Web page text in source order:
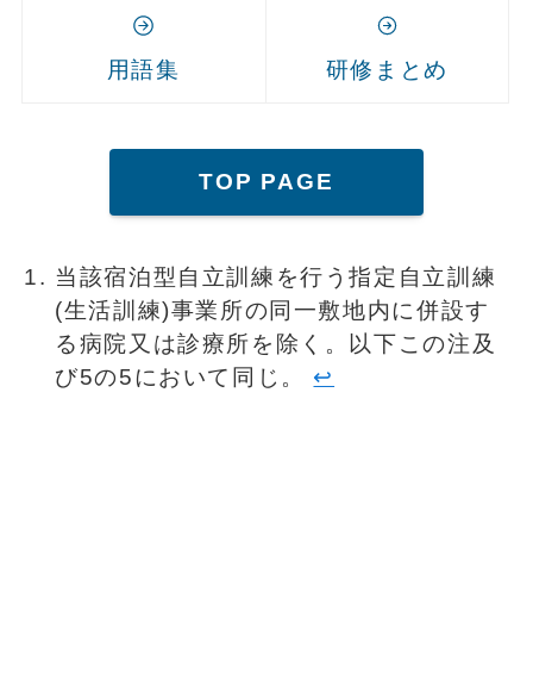
用語集 研修まとめ
TOP PAGE
当該宿泊型自立訓練を行う指定自立訓練
(生活訓練)事業所の同一敷地内に併設す
る病院又は診療所を除く。以下この注及
び5の5において同じ。 ↩︎